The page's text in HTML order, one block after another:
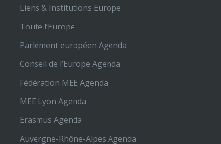
Liens & Institutions Europe
Toute l’Europe
Parlement européen Agenda
Conseil de l’Europe Agenda
Fédération MEE Agenda
MEE Lyon Agenda
Erasmus Agenda
Auvergne-Rhône-Alpes Agenda